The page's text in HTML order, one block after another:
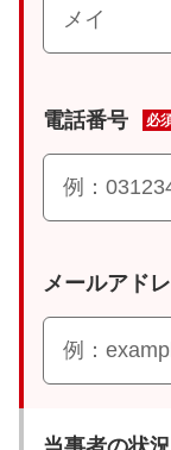
電話番号 必
メールアド